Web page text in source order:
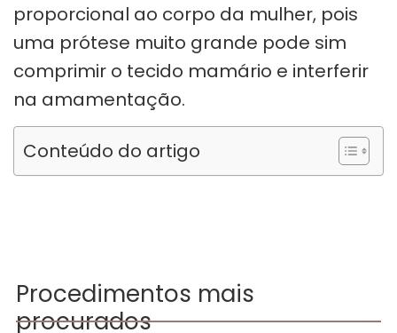
proporcional ao corpo da mulher, pois
uma prótese muito grande pode sim
comprimir o tecido mamário e interferir
na amamentação.
Conteúdo do artigo
Procedimentos mais
procurados